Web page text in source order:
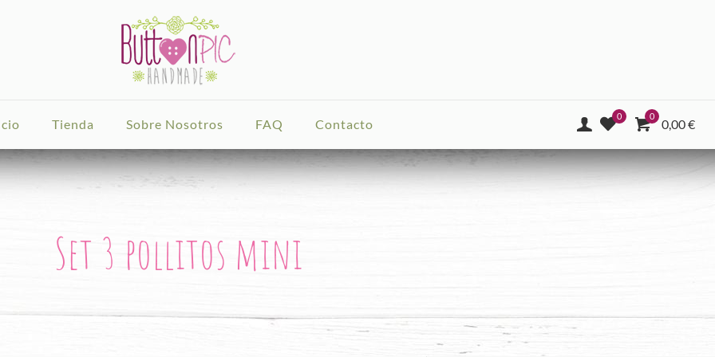
Tienda Sobre Nosotros FAQ Contacto
0 0
0,00€
Set 3 pollitos mini